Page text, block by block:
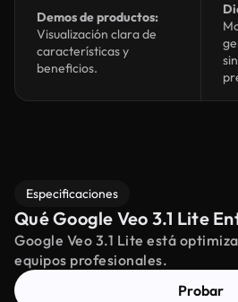
Demos de productos:
Visualización clara de
características y
beneficios.
Especificaciones
Qué Google Veo 3.1 Lite
Google Veo 3.1 Lite está
equipos profesionales.
Probar